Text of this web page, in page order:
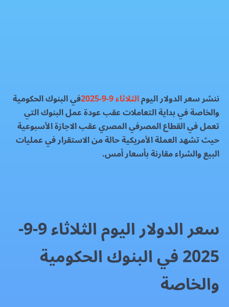
ننشر سعر الدولار اليومالثلاثاء 9-9-2025 في البنوك الحكومية
والخاصة في بداية التعاملات عقب عودة عمل البنوك التي
تعمل في القطاع المصرفي المصري عقب الاجازة الأسبوعية
حيث تشهد العملة الأمريكية حالة من الاستقرار في عمليات
البيع والشراء مقارنة بأسعار أمس.
سعر الدولار اليوم الثلاثاء 9-9-
2025 في البنوك الحكومية
والخاصة